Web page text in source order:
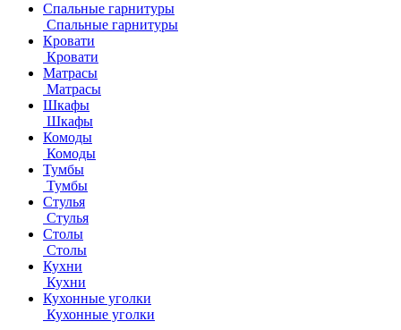
Спальные гарнитуры
Спальные гарнитуры
Кровати
Кровати
Матрасы
Матрасы
Шкафы
Шкафы
Комоды
Комоды
Тумбы
Тумбы
Стулья
Стулья
Столы
Столы
Кухни
Кухни
Кухонные уголки
Кухонные уголки